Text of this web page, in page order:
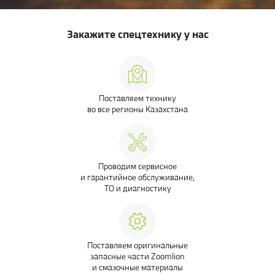
Закажите спецтехнику у нас
Поставляем технику
во все регионы Казахстана
Проводим сервисное
и гарантийное обслуживание,
ТО и диагностику
Поставляем оригинальные
запасные части Zoomlion
и смазочные материалы